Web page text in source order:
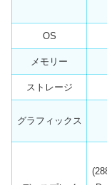
OS
メモリー
ストレージ
グラフィックス